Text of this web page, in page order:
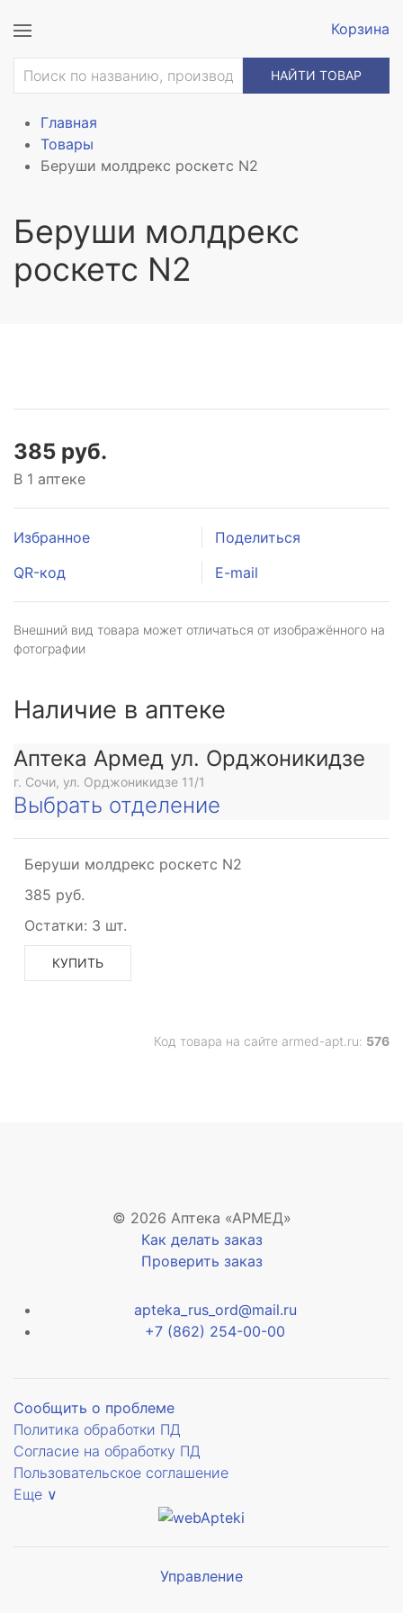
Корзина
НАЙТИ ТОВАР
Главная
Товары
Беруши молдрекс роскетс N2
Беруши молдрекс
роскетс N2
385 руб.
В 1 аптеке
Избранное
Поделиться
QR-код
E-mail
Внешний вид товара может отличаться от изображённого на
фотографии
Наличие в аптеке
Аптека Армед ул. Орджоникидзе
г. Сочи, ул. Орджоникидзе 11/1
Выбрать отделение
Беруши молдрекс роскетс N2
385 руб.
Остатки: 3 шт.
КУПИТЬ
Код товара на сайте armed-apt.ru: 576
© 2026 Аптека «АРМЕД»
Как делать заказ
Проверить заказ
apteka_rus_ord@mail.ru
+7 (862) 254-00-00
Сообщить о проблеме
Политика обработки ПД
Согласие на обработку ПД
Пользовательское соглашение
Еще ∨
Управление